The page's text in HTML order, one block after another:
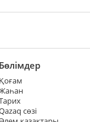
Бөлімдер
Қоғам
сөзі